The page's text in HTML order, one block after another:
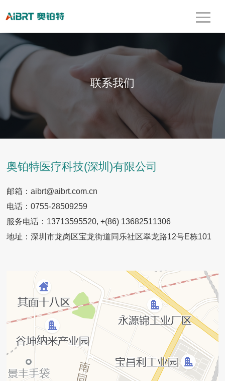
联系我们
奥铂特医疗科技(深圳)有限公司
邮箱：aibrt@aibrt.com.cn
电话：0755-28509259
服务电话： 13713595520,+(86) 13682511306
地址：深圳市龙岗区宝龙街道同乐社区翠龙路12号E栋101